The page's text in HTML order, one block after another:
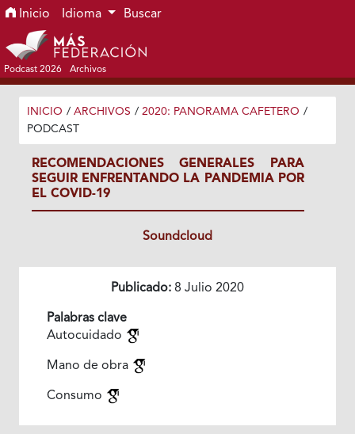
Ir al menú de navegación principal
Ir al contenido principal
Ir al pie de página del sitio
Inicio Idioma Buscar
Podcast 2026 Archivos
INICIO / ARCHIVOS / 2020: PANORAMA CAFETERO /
PODCAST
RECOMENDACIONES GENERALES PARA
SEGUIR ENFRENTANDO LA PANDEMIA POR
EL COVID-19
Soundcloud
Publicado: 8 Julio 2020
Palabras clave
Autocuidado
Mano de obra
Consumo